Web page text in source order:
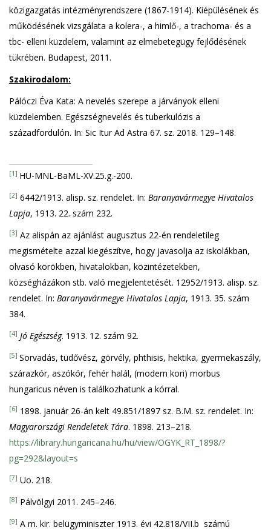
közigazgatás intézményrendszere (1867-1914). Kiépülésének és
működésének vizsgálata a kolera-, a himlő-, a trachoma- és a
tbc- elleni küzdelem, valamint az elmebetegügy fejlődésének
tükrében. Budapest, 2011.
Szakirodalom:
Pálóczi Éva Kata: A nevelés szerepe a járványok elleni
küzdelemben. Egészségnevelés és tuberkulózis a
századfordulón. In: Sic Itur Ad Astra 67. sz. 2018. 129–148.
[1] HU-MNL-BaML-XV.25.g.-200.
[2] 6442/1913. alisp. sz. rendelet. In: Baranyavármegye Hivatalos
Lapja, 1913. 22. szám 232.
[3] Az alispán az ajánlást augusztus 22-én rendeletileg
megismételte azzal kiegészítve, hogy javasolja az iskolákban,
olvasó körökben, hivatalokban, közintézetekben,
községházákon stb. való megjelentetését. 12952/1913. alisp. sz.
rendelet. In: Baranyavármegye Hivatalos Lapja, 1913. 35. szám
384.
[4] Jó Egészség. 1913. 12. szám 92.
[5] Sorvadás, tüdővész, görvély, phthisis, hektika, gyermekaszály,
szárazkór, aszókór, fehér halál, (modern kori) morbus
hungaricus néven is találkozhatunk a kórral.
[6] 1898. január 26-án kelt 49.851/1897 sz. B.M. sz. rendelet. In:
Magyarországi Rendeletek Tára. 1898. 213–218.
https://library.hungaricana.hu/hu/view/OGYK_RT_1898/?
pg=292&layout=s
[7] Uo. 218.
[8] Pálvölgyi 2011. 245–246.
[9] A m. kir. belügyminiszter 1913. évi 42.818/VII.b számú